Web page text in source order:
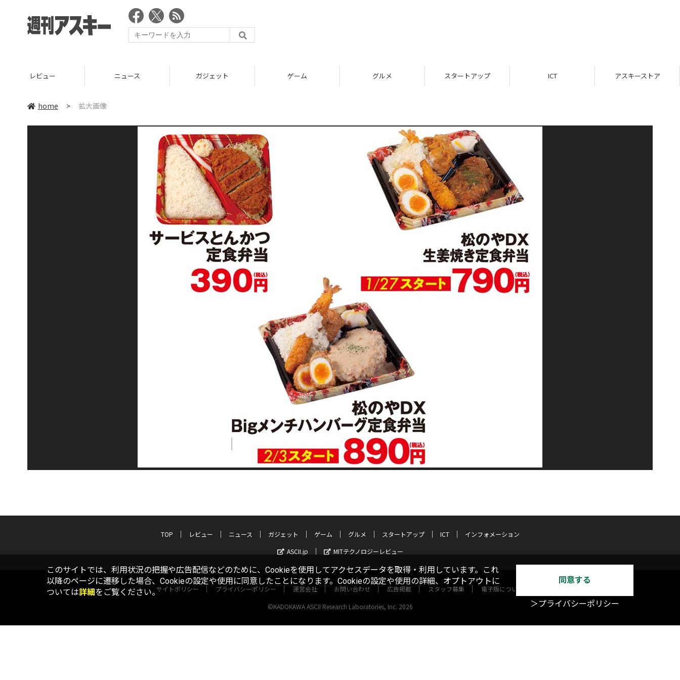
レビュー ニュース ガジェット ゲーム グルメ スタートアップ ICT アスキーストア
home > 拡大画像
TOP レビュー ニュース ガジェット ゲーム グルメ スタートアップ ICT
インフォメーション
ASCII.jp
MITテクノロジーレビュー
サイトポリシー プライバシーポリシー 運営会社 お問い合わせ 広告掲載 スタッフ募集 電子版について
©KADOKAWA ASCII Research Laboratories, Inc. 2026
このサイトでは、利用状況の把握や広告配信などのために、Cookieを使用してアクセスデータを取得・利用しています。これ
以降のページに遷移した場合、Cookieの設定や使用に同意したことになります。Cookieの設定や使用の詳細、オプトアウトに
ついては詳細をご覧ください。
同意する
＞プライバシーポリシー